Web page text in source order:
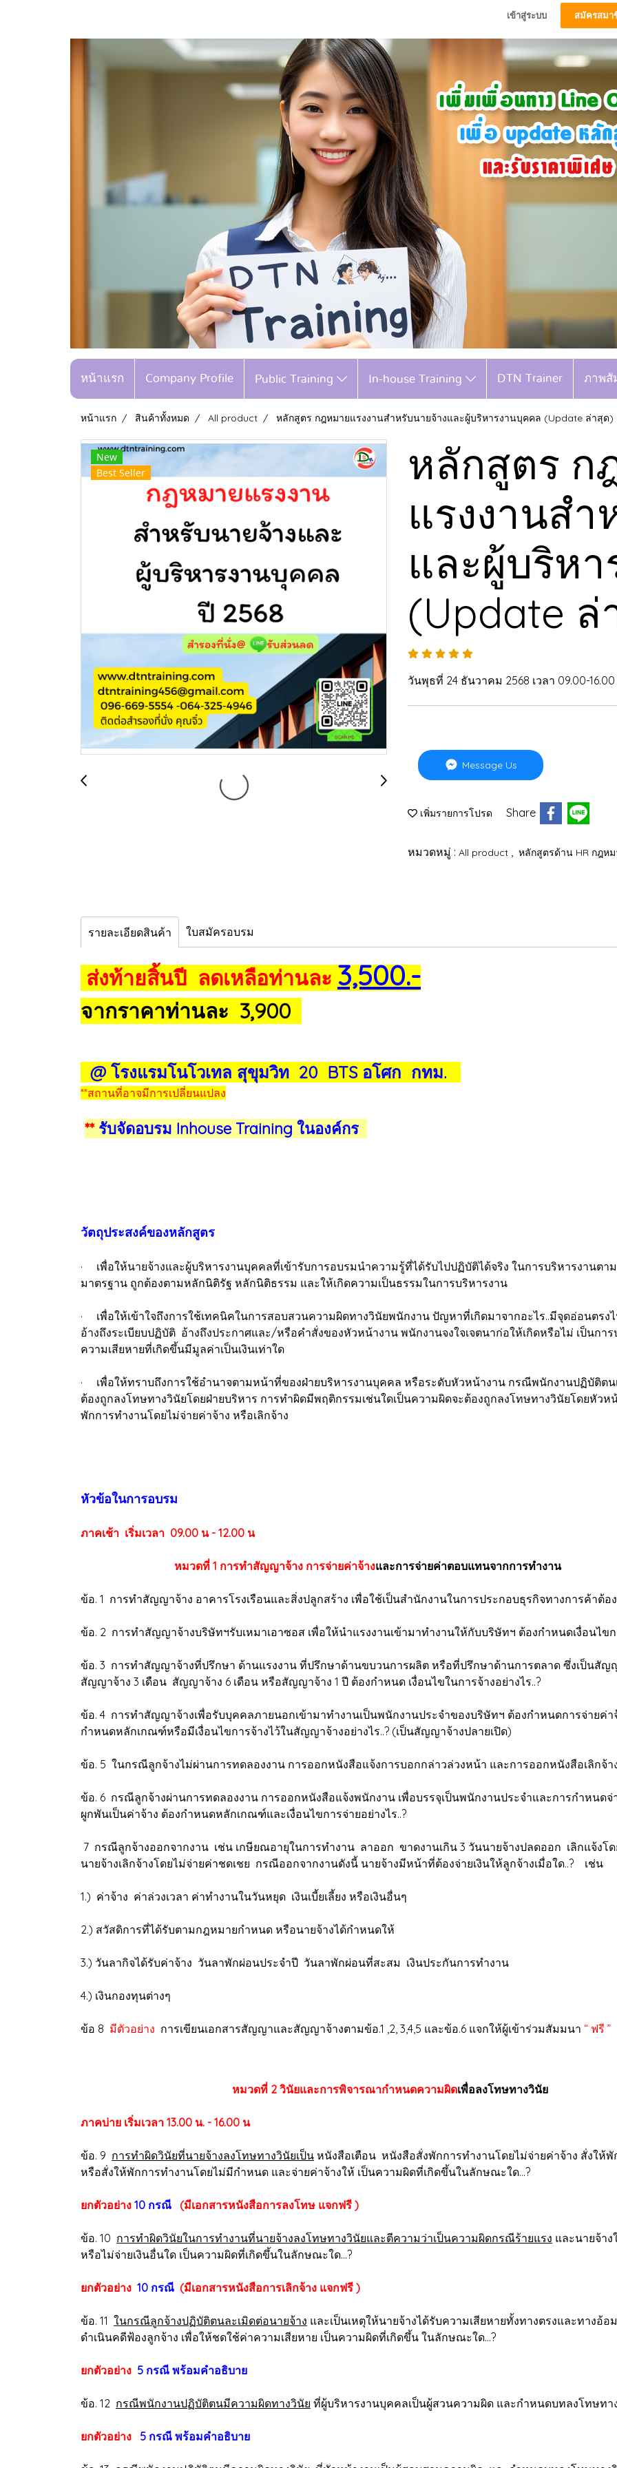
เข้าสู่ระบบ สมัครสมา
หน้าแรก Company Profile Public Training In-house Training DTN Trainer ภาพสั
หน้าแรก สินค้าทั้งหมด All product หลักสูตร กฎหมายแรงงานสำหรับนายจ้างและผู้บริหารงานบุคคล (Update ล่าสุด)
New
Best Seller
หลักสูตร ก
แรงงานสำ
และผู้บริห
(Update ล่
วันพุธที่ 24 ธันวาคม 2568 เวลา 09.00-16.00
Message Us
เพิ่มรายการโปรด Share
หมวดหมู่ : All product หลักสูตรด้าน HR กฎห
รายละเอียดสินค้า ใบสมัครอบรม
ส่งท้ายสิ้นปี ลดเหลือท่านละ 3,500.-
จากราคาท่านละ 3,900
@ โรงแรมโนโวเทล สุขุมวิท 20 BTS อโศก กทม.
**สถานที่อาจมีการเปลี่ยนแปลง
**รับจัดอบรม Inhouse Training ในองค์กร
วัตถุประสงค์ของหลักสูตร
· เพื่อให้นายจ้างและผู้บริหารงานบุคคลที่เข้ารับการอบรมนำความรู้ที่ได้รับไปปฏิบัติได้จริง ในการบริหารงานต
มาตรฐาน ถูกต้องตามหลักนิติรัฐ หลักนิติธรรม และให้เกิดความเป็นธรรมในการบริหารงาน
· เพื่อให้เข้าใจถึงการใช้เทคนิคในการสอบสวนความผิดทางวินัยพนักงาน ปัญหาที่เกิดมาจากอะไร..มีจุดอ่อนตรง
อ้างถึงระเบียบปฏิบัติ อ้างถึงประกาศและ/หรือคำสั่งของหัวหน้างาน พนักงานจงใจเจตนาก่อให้เกิดหรือไม่ เป็นกา
ความเสียหายที่เกิดขึ้นมีมูลค่าเป็นเงินเท่าใด
· เพื่อให้ทราบถึงการใช้อำนาจตามหน้าที่ของฝ่ายบริหารงานบุคคล หรือระดับหัวหน้างาน กรณีพนักงานปฏิบัติตน
ต้องถูกลงโทษทางวินัยโดยฝ่ายบริหาร การทำผิดมีพฤติกรรมเช่นใดเป็นความผิดจะต้องถูกลงโทษทางวินัยโดยหัวห
พักการทำงานโดยไม่จ่ายค่าจ้าง หรือเลิกจ้าง
หัวข้อในการอบรม
ภาคเช้า เริ่มเวลา 09.00 น - 12.00 น
หมวดที่ 1 การทำสัญญาจ้าง การจ่ายค่าจ้างและการจ่ายค่าตอบแทนจากการทำงาน
ข้อ. 1 การทำสัญญาจ้าง อาคารโรงเรือนและสิ่งปลูกสร้าง เพื่อใช้เป็นสำนักงานในการประกอบธุรกิจทางการค้าต้อ
ข้อ. 2 การทำสัญญาจ้างบริษัทฯรับเหมาเอาซอส เพื่อให้นำแรงงานเข้ามาทำงานให้กับบริษัทฯ ต้องกำหนดเงื่อนไขก
ข้อ. 3 การทำสัญญาจ้างที่ปรึกษา ด้านแรงงาน ที่ปรึกษาด้านขบวนการผลิต หรือที่ปรึกษาด้านการตลาด ซึ่งเป็นสัญ
สัญญาจ้าง 3 เดือน สัญญาจ้าง 6 เดือน หรือสัญญาจ้าง 1 ปี ต้องกำหนด เงื่อนไขในการจ้างอย่างไร..?
ข้อ. 4 การทำสัญญาจ้างเพื่อรับบุคคลภายนอกเข้ามาทำงานเป็นพนักงานประจำของบริษัทฯ ต้องกำหนดการจ่ายค่
กำหนดหลักเกณฑ์หรือมีเงื่อนไขการจ้างไว้ในสัญญาจ้างอย่างไร..? (เป็นสัญญาจ้างปลายเปิด)
ข้อ. 5 ในกรณีลูกจ้างไม่ผ่านการทดลองงาน การออกหนังสือแจ้งการบอกกล่าวล่วงหน้า และการออกหนังสือเลิกจ้าง
ข้อ. 6 กรณีลูกจ้างผ่านการทดลองงาน การออกหนังสือแจ้งพนักงาน เพื่อบรรจุเป็นพนักงานประจำและการกำหนด
ผูกพันเป็นค่าจ้าง ต้องกำหนดหลักเกณฑ์และเงื่อนไขการจ่ายอย่างไร..?
7 กรณีลูกจ้างออกจากงาน เช่น เกษียณอายุในการทำงาน ลาออก ขาดงานเกิน 3 วันนายจ้างปลดออก เลิกแจ้ง
นายจ้างเลิกจ้างโดยไม่จ่ายค่าชดเชย กรณีออกจากงานดังนี้ นายจ้างมีหน้าที่ต้องจ่ายเงินให้ลูกจ้างเมื่อใด..? เช่น
1.) ค่าจ้าง ค่าล่วงเวลา ค่าทำงานในวันหยุด เงินเบี้ยเลี้ยง หรือเงินอื่นๆ
2.) สวัสดิการที่ได้รับตามกฎหมายกำหนด หรือนายจ้างได้กำหนดให้
3.) วันลากิจได้รับค่าจ้าง วันลาพักผ่อนประจำปี วันลาพักผ่อนที่สะสม เงินประกันการทำงาน
4.) เงินกองทุนต่างๆ
ข้อ 8 มีตัวอย่าง การเขียนเอกสารสัญญาและสัญญาจ้างตามข้อ.1 ,2, 3,4,5 และข้อ.6 แจกให้ผู้เข้าร่วมสัมมนา “ ฟรี ”
หมวดที่ 2 วินัยและการพิจารณากำหนดความผิดเพื่อลงโทษทางวินัย
ภาคบ่าย เริ่มเวลา 13.00 น. - 16.00 น
ข้อ. 9 การทำผิดวินัยที่นายจ้างลงโทษทางวินัยเป็น หนังสือเตือน หนังสือสั่งพักการทำงานโดยไม่จ่ายค่าจ้าง สั่งใ
หรือสั่งให้พักการทำงานโดยไม่มีกำหนด และจ่ายค่าจ้างให้ เป็นความผิดที่เกิดขึ้นในลักษณะใด...?
ยกตัวอย่าง 10 กรณี (มีเอกสารหนังสือการลงโทษ แจกฟรี )
ข้อ. 10 การทำผิดวินัยในการทำงานที่นายจ้างลงโทษทางวินัยและตีความว่าเป็นความผิดกรณีร้ายแรง และนายจ้าง
หรือไม่จ่ายเงินอื่นใด เป็นความผิดที่เกิดขึ้นในลักษณะใด...?
ยกตัวอย่าง 10 กรณี (มีเอกสารหนังสือการเลิกจ้าง แจกฟรี )
ข้อ. 11 ในกรณีลูกจ้างปฏิบัติตนละเมิดต่อนายจ้าง และเป็นเหตุให้นายจ้างได้รับความเสียหายทั้งทางตรงและทางอ้
ดำเนินคดีฟ้องลูกจ้าง เพื่อให้ชดใช้ค่าความเสียหาย เป็นความผิดที่เกิดขึ้น ในลักษณะใด...?
ยกตัวอย่าง 5 กรณี พร้อมคำอธิบาย
ข้อ. 12 กรณีพนักงานปฏิบัติตนมีความผิดทางวินัย ที่ผู้บริหารงานบุคคลเป็นผู้สวนความผิด และกำหนดบทลงโทษทา
ยกตัวอย่าง 5 กรณี พร้อมคำอธิบาย